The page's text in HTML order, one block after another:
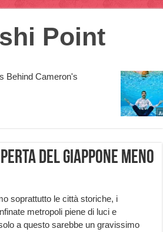
del Giappone meno
soprattutto le città storiche, i
metropoli piene di luci e
a questo sarebbe un gravissimo